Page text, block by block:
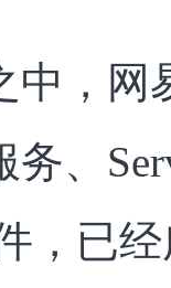
中，网
、
，已